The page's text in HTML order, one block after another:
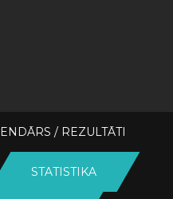
/ REZULTĀTI
STATISTIKA